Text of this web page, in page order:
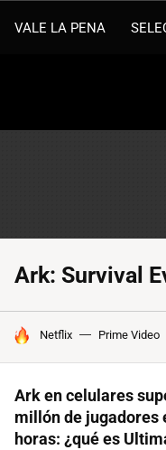
VALE LA PENA
Ark: Survival
HOY SE HABLA DE
Netflix Prime Video
Ark en celulares
millón de jugadores
horas: ¿qué es